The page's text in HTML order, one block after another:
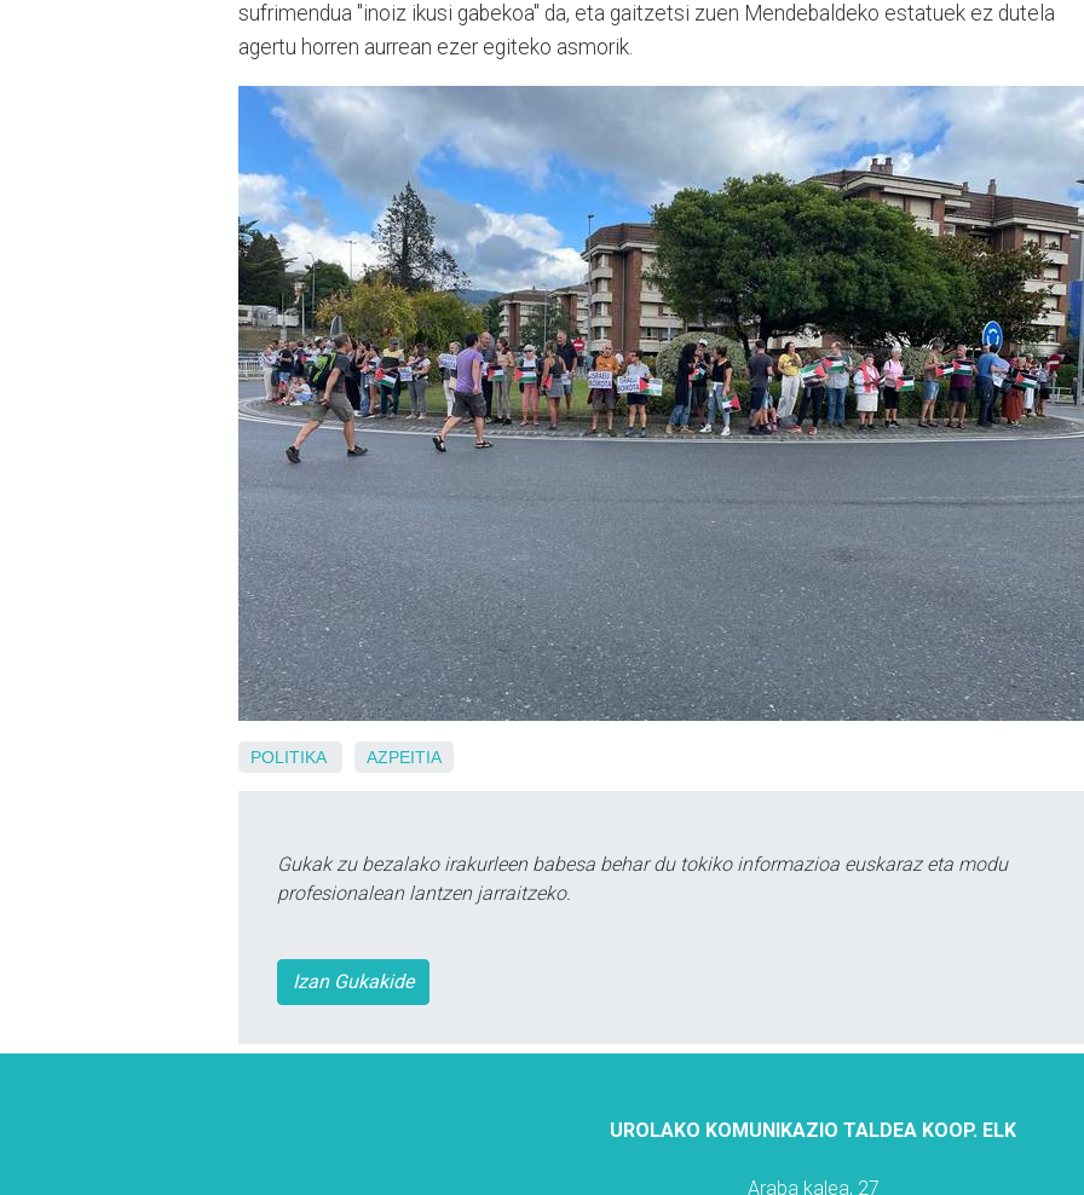
sufrimendua "inoiz ikusi gabekoa" da, eta gaitzetsi zuen Mendebaldeko estatuek ez dutela
agertu horren aurrean ezer egiteko asmorik.
POLITIKA AZPEITIA
Gukak zu bezalako irakurleen babesa behar du tokiko informazioa euskaraz eta modu
profesionalean lantzen jarraitzeko.
Izan Gukakide
UROLAKO KOMUNIKAZIO TALDEA KOOP. ELK
Araba kalea, 27